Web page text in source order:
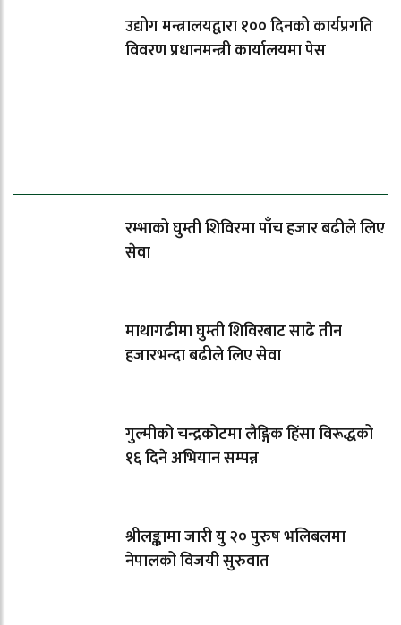
उद्योग मन्त्रालयद्वारा १०० दिनको कार्यप्रगति
विवरण प्रधानमन्त्री कार्यालयमा पेस
रम्भाको घुम्ती शिविरमा पाँच हजार बढीले लिए
सेवा
माथागढीमा घुम्ती शिविरबाट साढे तीन
हजारभन्दा बढीले लिए सेवा
गुल्मीको चन्द्रकोटमा लैङ्गिक हिंसा विरूद्धको
१६ दिने अभियान सम्पन्न
श्रीलङ्कामा जारी यु २० पुरुष भलिबलमा
नेपालको विजयी सुरुवात